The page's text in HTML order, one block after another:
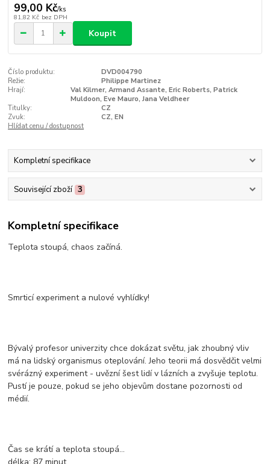
99,00 Kč/ks
81,82 Kč bez DPH
Koupit
Číslo produktu:
DVD004790
Režie:
Philippe Martinez
Hrají:
Val Kilmer, Armand Assante, Eric Roberts, Patrick
Muldoon, Eve Mauro, Jana Veldheer
Titulky:
CZ
Zvuk:
CZ, EN
Hlídat cenu / dostupnost
Kompletní specifikace
Související zboží 3
Kompletní specifikace
Teplota stoupá, chaos začíná.
Smrticí experiment a nulové vyhlídky!
Bývalý profesor univerzity chce dokázat světu, jak zhoubný vliv
má na lidský organismus oteplování. Jeho teorii má dosvědčit velmi
svérázný experiment - uvězní šest lidí v lázních a zvyšuje teplotu.
Pustí je pouze, pokud se jeho objevům dostane pozornosti od
médií.
Čas se krátí a teplota stoupá...